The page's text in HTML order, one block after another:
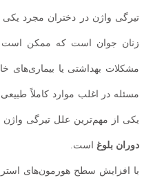
تیرگی واژن در دختران مجرد یکی
زنان جوان است که ممکن است
مشکلات بهداشتی یا بیماری‌های
مسئله در اغلب موارد کاملاً
یکی از مهم‌ترین علل تیرگی واژن
دوران بلوغ است.
با افزایش سطح هورمون‌های